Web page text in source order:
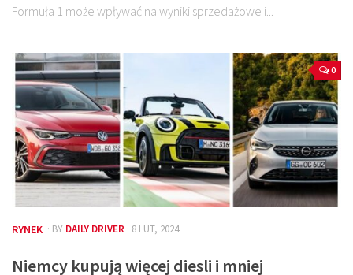
Formuła 1 może wpływać na wyniki sprzedażowe i...
0
RYNEK · BY DAILY DRIVER · 8 LUT, 2024
Niemcy kupują więcej diesli i mniej